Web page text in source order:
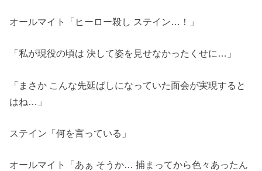
オールマイト「ヒーロー殺し ステイン…！」
「私が現役の頃は 決して姿を見せなかったくせに…」
「まさか こんな先延ばしになっていた面会が実現すると
はね…」
ステイン「何を言っている」
オールマイト「あぁ そうか… 捕まってから色々あったん